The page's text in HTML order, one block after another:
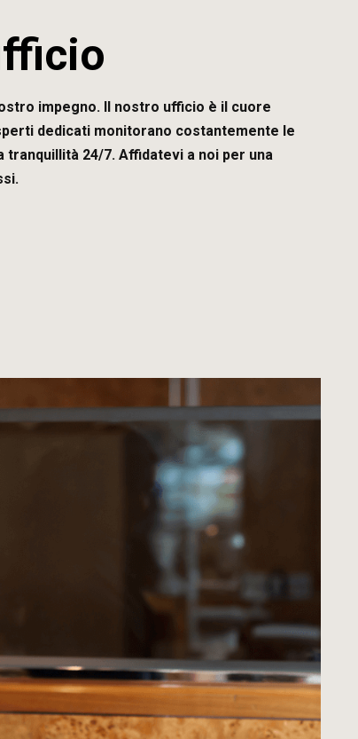
impegno. Il nostro ufficio è il cuore
dedicati monitorano costantemente le
24/7. Affidatevi a noi per una